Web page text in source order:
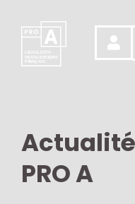
ECT
DES AGENCEU RS
FRA NÇ A
PRO A